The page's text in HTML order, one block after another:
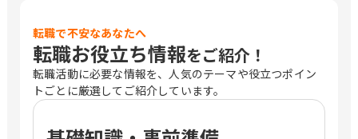
転職で不安なあなたへ
転職お役立ち情報をご紹介！
転職活動に必要な情報を、人気のテーマや役立つポイン
トごとに厳選してご紹介しています。